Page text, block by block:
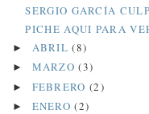
SERGIO GARCÍA
PICHE AQUI PARA
► ABRIL(8)
► MARZO(3)
► FEBRERO (2)
► ENERO(2)